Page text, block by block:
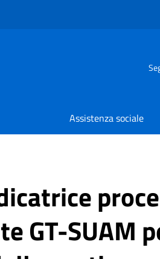
Assistenza sociale
GT-SUAM